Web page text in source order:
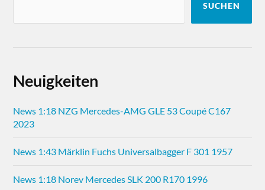
SUCHEN
Neuigkeiten
News 1:18 NZG Mercedes-AMG GLE 53 Coupé C167
2023
News 1:43 Märklin Fuchs Universalbagger F 301 1957
News 1:18 Norev Mercedes SLK 200 R170 1996